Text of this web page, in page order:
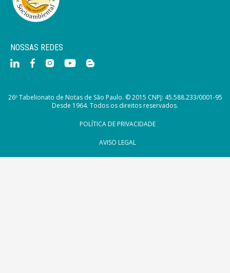
NOSSAS REDES
26º Tabelionato de Notas de São Paulo. © 2015 CNPJ: 45.588.233/0001-95
Desde 1964. Todos os direitos reservados.
POLÍTICA DE PRIVACIDADE
AVISO LEGAL